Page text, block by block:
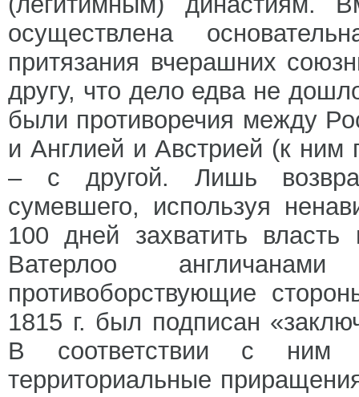
осуществлена
притязания вчерашних
другу, что дело едва не
были противоречия между
и Англией и Австрией (к
– с другой. Лишь
сумевшего, используя
100 дней захватить
Ватерлоо
противоборствующие
1815 г. был подписан
В соответствии с ним
территориальные